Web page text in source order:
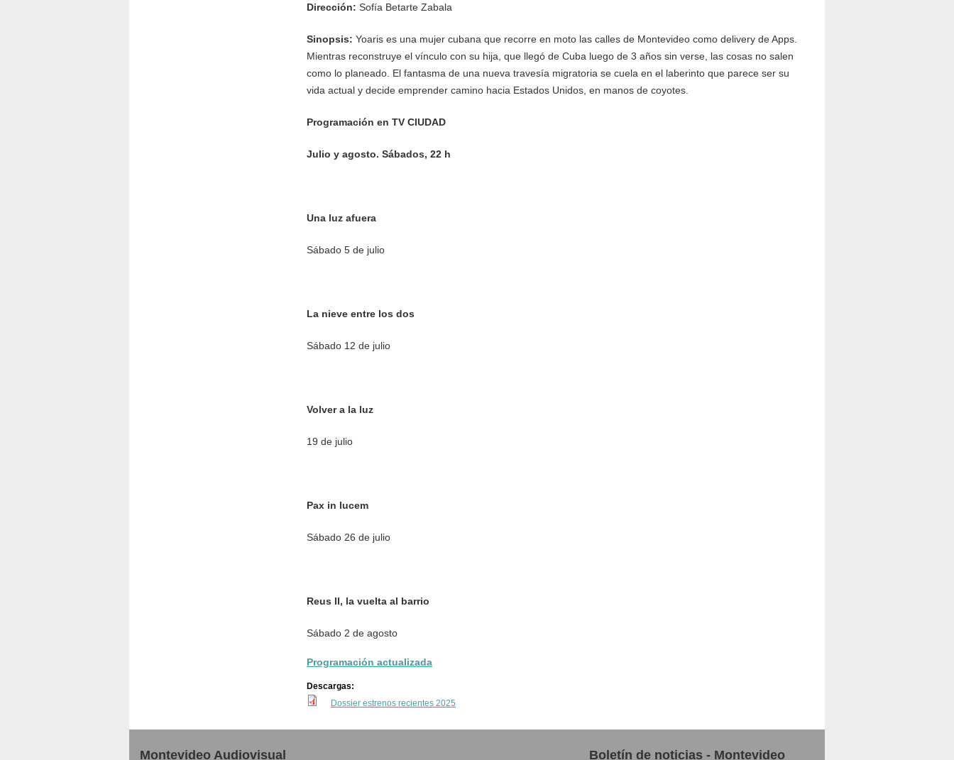
Dirección: Sofía Betarte Zabala
Sinopsis: Yoaris es una mujer cubana que recorre en moto las calles de Montevideo como delivery de Apps.
Mientras reconstruye el vínculo con su hija, que llegó de Cuba luego de 3 años sin verse, las cosas no salen
como lo planeado. El fantasma de una nueva travesía migratoria se cuela en el laberinto que parece ser su
vida actual y decide emprender camino hacia Estados Unidos, en manos de coyotes.
Programación en TV CIUDAD
Julio y agosto. Sábados, 22 h
Una luz afuera
Sábado 5 de julio
La nieve entre los dos
Sábado 12 de julio
Volver a la luz
19 de julio
Pax in lucem
Sábado 26 de julio
Reus II, la vuelta al barrio
Sábado 2 de agosto
Programación actualizada
Descargas:
Dossier estrenos recientes 2025
Montevideo Audiovisual Boletín de noticias - Montevideo